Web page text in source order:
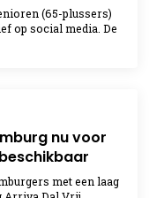
(65-plussers)
op social media. De
nu voor
met een laag